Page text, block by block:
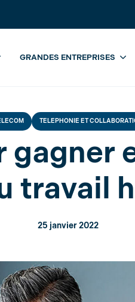
GRANDES ENTREPRISES
TELEPHONIE ET
gagner
travail
25 janvier 2022